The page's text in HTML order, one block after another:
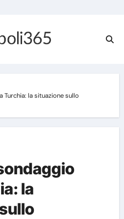
Turchia: la situazione sullo
la